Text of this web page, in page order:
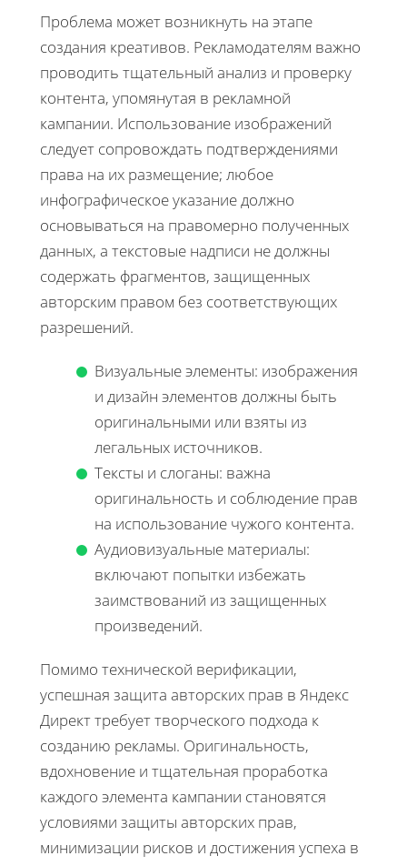
Проблема может возникнуть на этапе
создания креативов. Рекламодателям важно
проводить тщательный анализ и проверку
контента, упомянутая в рекламной
кампании. Использование изображений
следует сопровождать подтверждениями
права на их размещение; любое
инфографическое указание должно
основываться на правомерно полученных
данных, а текстовые надписи не должны
содержать фрагментов, защищенных
авторским правом без соответствующих
разрешений.
Визуальные элементы: изображения
и дизайн элементов должны быть
оригинальными или взяты из
легальных источников.
Тексты и слоганы: важна
оригинальность и соблюдение прав
на использование чужого контента.
Аудиовизуальные материалы:
включают попытки избежать
заимствований из защищенных
произведений.
Помимо технической верификации,
успешная защита авторских прав в Яндекс
Директ требует творческого подхода к
созданию рекламы. Оригинальность,
вдохновение и тщательная проработка
каждого элемента кампании становятся
условиями защиты авторских прав,
минимизации рисков и достижения успеха в